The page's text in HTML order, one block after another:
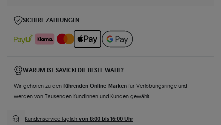
SICHERE ZAHLUNGEN
WARUM IST SAVICKI DIE BESTE WAHL?
Wir gehören zu den führenden Online-Marken für Verlobungsringe und
werden von Tausenden Kundinnen und Kunden gewählt.
Kundenservice täglich von 8:00 bis 16:00 Uhr